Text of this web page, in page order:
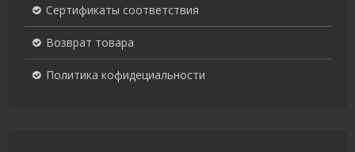
Сертификаты соответствия
Возврат товара
Политика кофидециальности